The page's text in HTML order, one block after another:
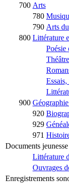
700 Arts
780
790 Arts
800 Littérature
Poésie
900
920
929
971
Documents
Littérature
Ouvrages
Enregistrements